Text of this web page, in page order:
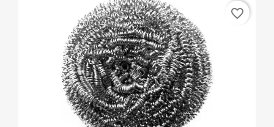
favorite_border